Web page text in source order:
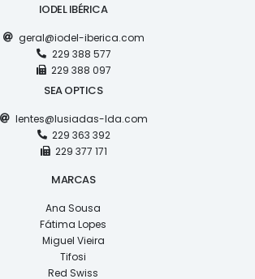
IODEL IBÉRICA
geral@iodel-iberica.com
229 388 577
229 388 097
SEA OPTICS
lentes@lusiadas-lda.com
229 363 392
229 377 171
MARCAS
Ana Sousa
Fátima Lopes
Miguel Vieira
Tifosi
Red Swiss